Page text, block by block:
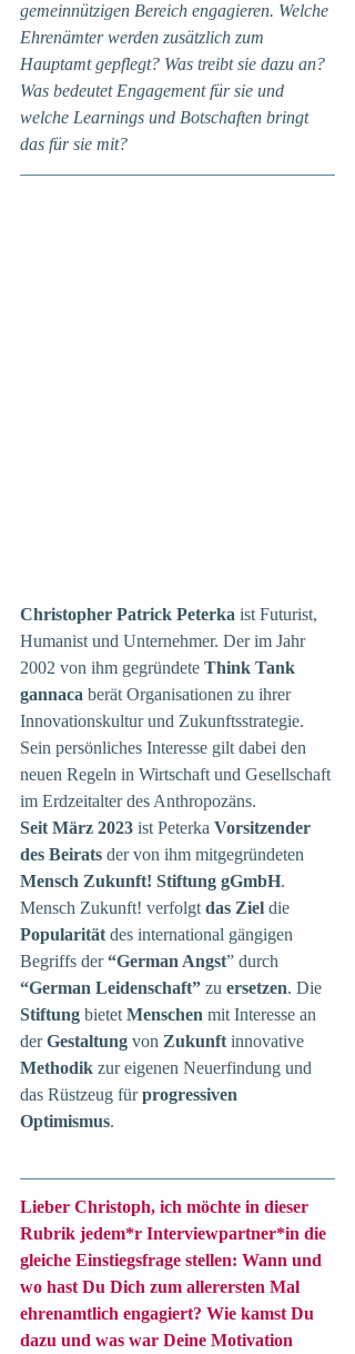
gemeinnützigen Bereich engagieren. Welche
Ehrenämter werden zusätzlich zum
Hauptamt gepflegt? Was treibt sie dazu an?
Was bedeutet Engagement für sie und
welche Learnings und Botschaften bringt
das für sie mit?
Christopher Patrick Peterka ist Futurist,
Humanist und Unternehmer. Der im Jahr
2002 von ihm gegründete Think Tank
gannaca berät Organisationen zu ihrer
Innovationskultur und Zukunftsstrategie.
Sein persönliches Interesse gilt dabei den
neuen Regeln in Wirtschaft und Gesellschaft
im Erdzeitalter des Anthropozäns.
Seit März 2023 ist Peterka Vorsitzender
des Beirats der von ihm mitgegründeten
Mensch Zukunft! Stiftung gGmbH.
Mensch Zukunft! verfolgt das Ziel die
Popularität des international gängigen
Begriffs der “German Angst” durch
“German Leidenschaft” zu ersetzen. Die
Stiftung bietet Menschen mit Interesse an
der Gestaltung von Zukunft innovative
Methodik zur eigenen Neuerfindung und
das Rüstzeug für progressiven
Optimismus.
Lieber Christoph, ich möchte in dieser
Rubrik jedem*r Interviewpartner*in die
gleiche Einstiegsfrage stellen: Wann und
wo hast Du Dich zum allerersten Mal
ehrenamtlich engagiert? Wie kamst Du
dazu und was war Deine Motivation